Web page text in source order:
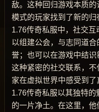
敌。这种回归游戏本质的
模式的玩家找到了新的
1.76传奇私服中，社交
以组建公会，与志同道
誉；也可以在游戏中结识
这种紧密的社交联系，
家在虚拟世界中感受到了
1.76传奇私服以其独特
的一片净土。在这里，